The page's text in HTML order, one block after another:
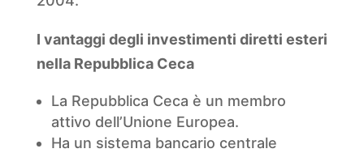
I vantaggi degli investimenti diretti esteri
nella Repubblica Ceca
La Repubblica Ceca è un membro
attivo dell’Unione Europea.
Ha un sistema bancario centrale